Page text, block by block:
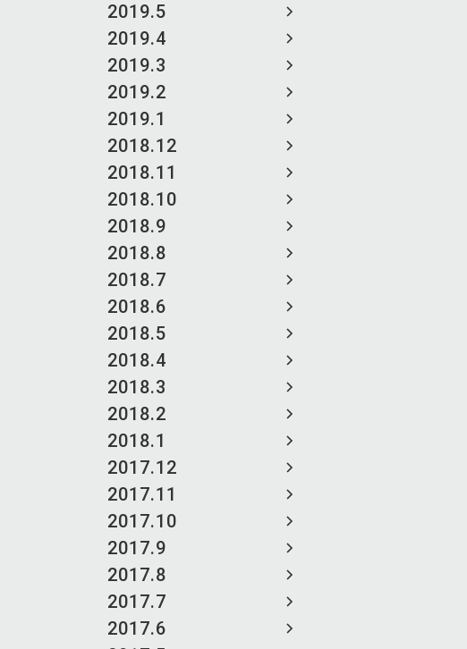
2019.5
2019.4
2019.3
2019.2
2019.1
2018.12
2018.11
2018.10
2018.9
2018.8
2018.7
2018.6
2018.5
2018.4
2018.3
2018.2
2018.1
2017.12
2017.11
2017.10
2017.9
2017.8
2017.7
2017.6